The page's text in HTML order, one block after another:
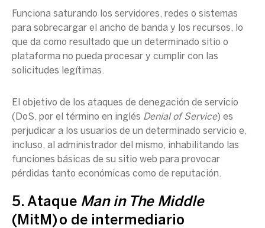
Funciona saturando los servidores, redes o sistemas
para sobrecargar el ancho de banda y los recursos, lo
que da como resultado que un determinado sitio o
plataforma no pueda procesar y cumplir con las
solicitudes legítimas.
El objetivo de los ataques de denegación de servicio
(DoS, por el término en inglés Denial of Service) es
perjudicar a los usuarios de un determinado servicio e,
incluso, al administrador del mismo, inhabilitando las
funciones básicas de su sitio web para provocar
pérdidas tanto económicas como de reputación.
5. Ataque Man in The Middle
(MitM) o de intermediario